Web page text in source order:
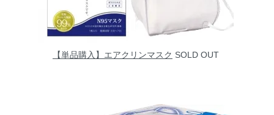
【単品購入】エアクリンマスク SOLD OUT